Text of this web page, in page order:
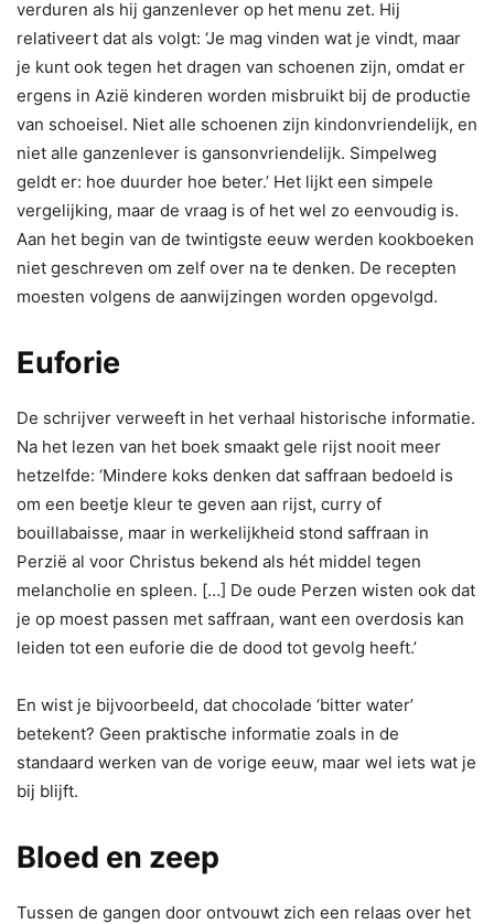
verduren als hij ganzenlever op het menu zet. Hij
relativeert dat als volgt: ‘Je mag vinden wat je vindt, maar
je kunt ook tegen het dragen van schoenen zijn, omdat er
ergens in Azië kinderen worden misbruikt bij de productie
van schoeisel. Niet alle schoenen zijn kindonvriendelijk, en
niet alle ganzenlever is gansonvriendelijk. Simpelweg
geldt er: hoe duurder hoe beter.’ Het lijkt een simpele
vergelijking, maar de vraag is of het wel zo eenvoudig is.
Aan het begin van de twintigste eeuw werden kookboeken
niet geschreven om zelf over na te denken. De recepten
moesten volgens de aanwijzingen worden opgevolgd.
Euforie
De schrijver verweeft in het verhaal historische informatie.
Na het lezen van het boek smaakt gele rijst nooit meer
hetzelfde: ‘Mindere koks denken dat saffraan bedoeld is
om een beetje kleur te geven aan rijst, curry of
bouillabaisse, maar in werkelijkheid stond saffraan in
Perzië al voor Christus bekend als hét middel tegen
melancholie en spleen. […] De oude Perzen wisten ook dat
je op moest passen met saffraan, want een overdosis kan
leiden tot een euforie die de dood tot gevolg heeft.’
En wist je bijvoorbeeld, dat chocolade ‘bitter water’
betekent? Geen praktische informatie zoals in de
standaard werken van de vorige eeuw, maar wel iets wat je
bij blijft.
Bloed en zeep
Tussen de gangen door ontvouwt zich een relaas over het